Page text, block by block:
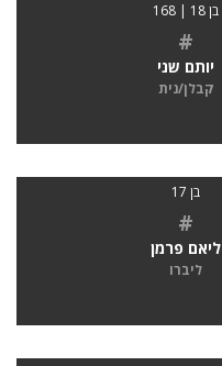
בן 18 | 168
#
יותם שני
קבלן/נית
בן 17
#
ליאם פרמן
ליברו